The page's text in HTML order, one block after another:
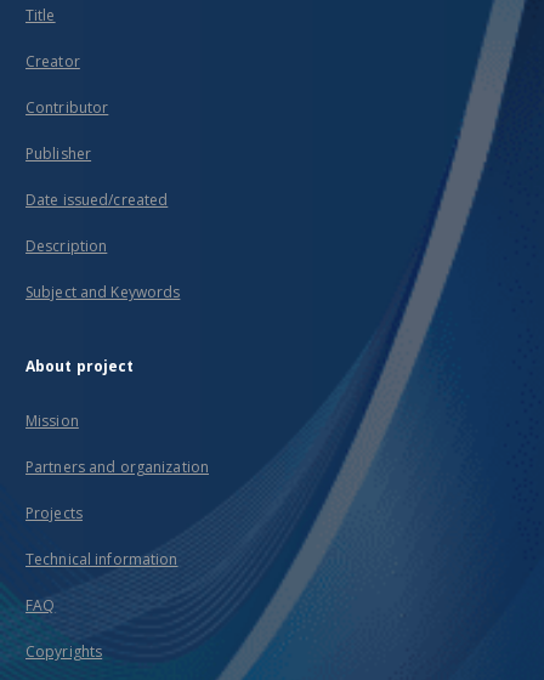
Title
Creator
Contributor
Publisher
Date issued/created
Description
Subject and Keywords
About project
Mission
Partners and organization
Projects
Technical information
FAQ
Copyrights